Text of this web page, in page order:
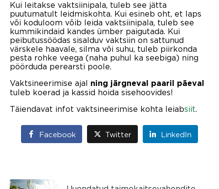
Kui leitakse vaktsiinipala, tuleb see jätta
puutumatult leidmiskohta. Kui esineb oht, et laps
või koduloom võib leida vaktsiinipala, tuleb see
kummikindaid kandes ümber paigutada. Kui
peibutussöödas sisalduv vaktsiin on sattunud
värskele haavale, silma või suhu, tuleb piirkonda
pesta rohke veega (naha puhul ka seebiga) ning
pöörduda perearsti poole.
Vaktsineerimise ajal
ning järgneval paaril päeval
tuleb koerad ja kassid hoida sisehoovides!
Täiendavat infot vaktsineerimise kohta leiabsiit.
Facebook Twitter LinkedIn